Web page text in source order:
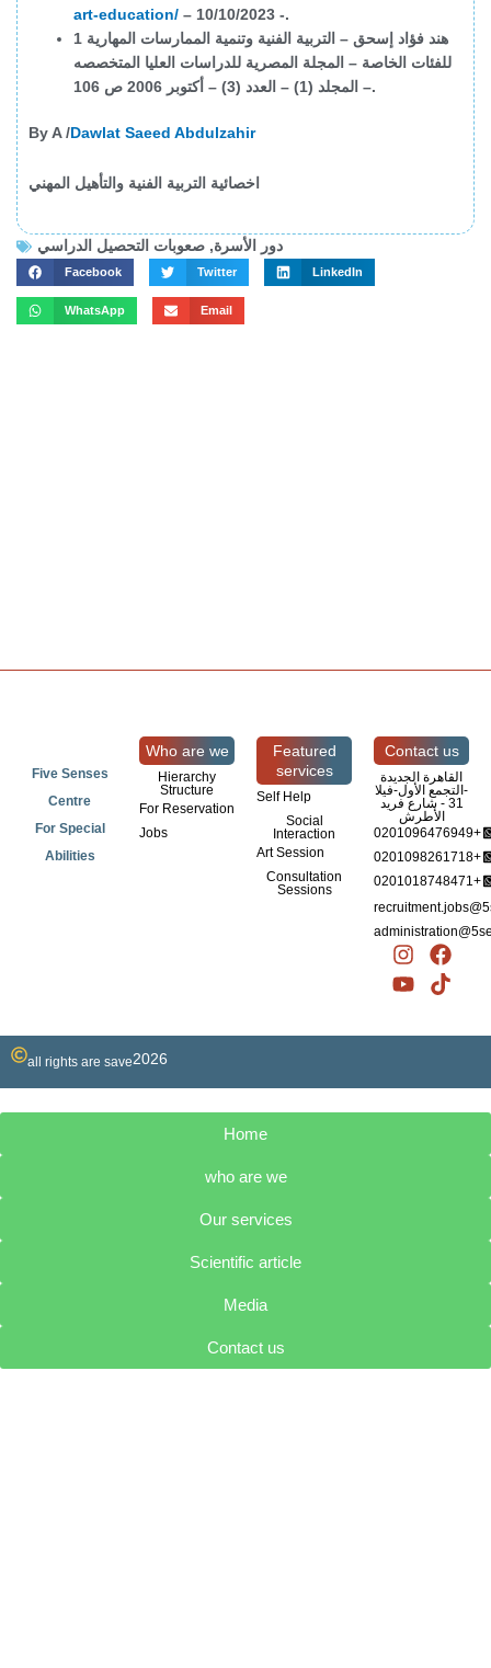
art-education/ – 10/10/2023 -.
1 هند فؤاد إسحق – التربية الفنية وتنمية الممارسات المهارية
للفئات الخاصة – المجلة المصرية للدراسات العليا المتخصصه
– المجلد (1) – العدد (3) – أكتوبر 2006 ص 106.
By A / Dawlat Saeed Abdulzahir
اخصائية التربية الفنية والتأهيل المهني
دور الأسرة, صعوبات التحصيل الدراسي
Facebook Twitter LinkedIn
WhatsApp Email
Five Senses
Centre
For Special
Abilities
Who are we
Hierarchy
Structure
For Reservation
Jobs
Featured
services
Self Help
Social
Interaction
Art Session
Consultation
Sessions
Contact us
القاهرة الجديدة
-التجمع الأول-فيلا
31 - شارع فريد
الأطرش
0201096476949+
0201098261718+
0201018748471+
I
n
s
a
r
a
F
a
c
b
o
k
Y
o
u
u
e
T
i
k
o
all rights are save2026
Home
who are we
Our services
Scientific article
Media
Contact us